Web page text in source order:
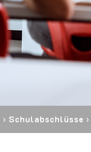
› Schul­ab­schlüsse ›